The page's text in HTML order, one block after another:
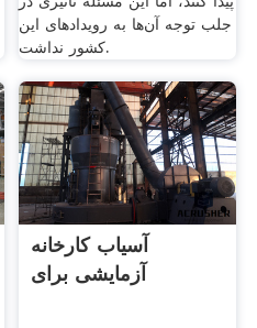
جلب توجه آن‌ها به رویدادهای این
کشور نداشت.
آسیاب کارخانه
آزمایشی برای